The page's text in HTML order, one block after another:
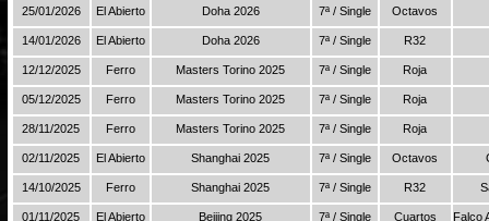
25/01/2026 El Abierto Doha 2026 7ª / Single Octavos
14/01/2026 El Abierto Doha 2026 7ª / Single R32
12/12/2025 Ferro Masters Torino 2025 7ª / Single Roja
05/12/2025 Ferro Masters Torino 2025 7ª / Single Roja
28/11/2025 Ferro Masters Torino 2025 7ª / Single Roja
02/11/2025 El Abierto Shanghai 2025 7ª / Single Octavos
14/10/2025 Ferro Shanghai 2025 7ª / Single R32
01/11/2025 El Abierto Beijing 2025 7ª / Single Cuartos Falco